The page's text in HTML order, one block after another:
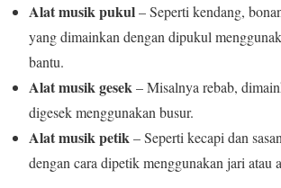
Alat musik pukul– Seperti kendang,
yang dimainkan dengan dipukul
bantu.
Alat musik gesek– Misalnya rebab,
digesek menggunakan busur.
Alat musik petik– Seperti kecapi dan
dengan cara dipetik menggunakan jari atau